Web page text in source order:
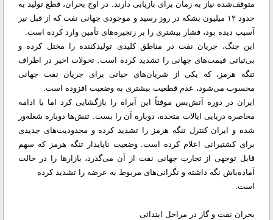
متوقف‌شده نیاز به زمان برای بازیابی دارند. در اوج بحران، قطع تولید به
حدود ۱۲ میلیون بشکه در روز رسید و موجودی جهانی نفت که از قبل نیز
آسیب دیده بود، فشار بیشتری را بر زنجیره‌های تأمین وارد کرده است.
این جنگ، جریان نفت در مناطق کلیدی تولیدکننده را مختل کرده و
بی‌ثباتی قیمت‌های جهانی را تشدید کرده است. تحولات اخیر در اطراف
تنگه هرمز، که یکی از شریان‌های حیاتی برای جریان نفت جهانی
محسوب می‌شود، عدم قطعیت بیشتری به وضعیت افزوده است.
ایران در دوره آتش‌بس موقتاً این آبراه را بازگشایی کرد اما با ادامه
محاصره دریایی ایالات متحده، دوباره آن را بست. تنش‌ها دوباره شعله‌ور
شده و ایران کنترل تنگه هرمز را تشدید کرده و محدودیت‌های جدیدی
برای کشتیرانی اعلام کرده است. وضعیت ناپایدار تنگه هرمز که سهم
قابل توجهی از تجارت جهانی نفت از آن می‌گذرد، بازارها را در حالت
آماده‌باش نگه داشته و نگرانی‌های مربوط به عرضه را تشدید کرده
است.
بحران نفت و گاز در مراحل ابتدائی